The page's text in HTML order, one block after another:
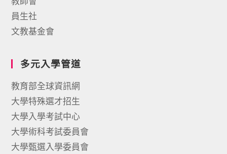
員生社
文教基金會
多元入學管道
教育部全球資訊網
大學特殊選才招生
大學入學考試中心
大學術科考試委員會
大學甄選入學委員會